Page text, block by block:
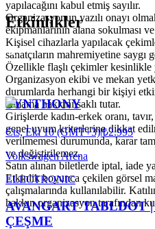
yapılacağını kabul etmiş sayılır.
Organizasyonun yazılı onayı
ekipmanlarının alana sokulması
Kişisel cihazlarla yapılacak
sanatçıların mahremiyetine saygı
Özellikle flaşlı çekimler kesinlikle
Organizasyon ekibi ve mekan
durumlarda herhangi bir kişiyi
almama hakkını saklı tutar.
Girişlerde kadın-erkek oranı,
genel uyum kriterlerine dikkat
verilmemesi durumunda, karar
ve değiştirilemez.
Satın alınan biletlerde iptal, iade
Etkinlik boyunca çekilen görsel
çalışmalarında kullanılabilir.
hakkın organizasyon tarafından
Etkinlikler
SYNTHONY
Cts, Eki 10 (GMT+3)|₺2.995
Volkswagen Arena
ELECTRONIC
AVANGART TABLDOT
ÇEŞME